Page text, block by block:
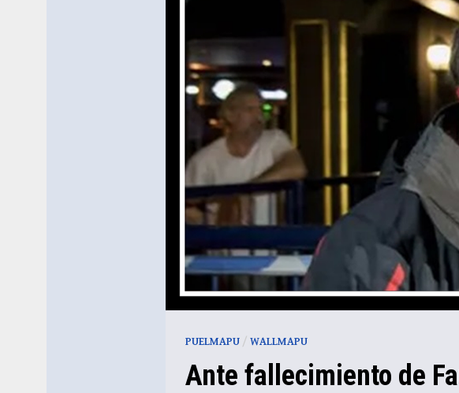
PUELMAPU/ WALLMAPU
Ante fallecimiento de